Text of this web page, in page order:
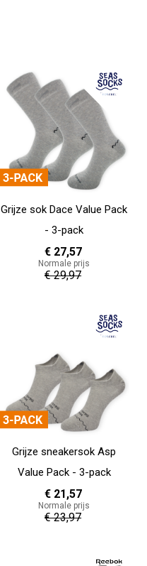
Grijze sok Dace Value Pack
- 3-pack
€ 27,57
Normale prijs
€ 29,97
In Winkelwagen
Grijze sneakersok Asp
Value Pack - 3-pack
€ 21,57
Normale prijs
€ 23,97
In Winkelwagen